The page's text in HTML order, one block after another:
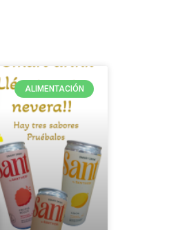
ALIMENTACIÓN